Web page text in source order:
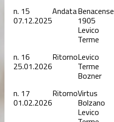
n. 15
07.12.2025
AndataBenacense
1905
Levico
Terme
n. 16
25.01.2026
RitornoLevico
Terme
Bozner
n. 17
01.02.2026
RitornoVirtus
Bolzano
Levico